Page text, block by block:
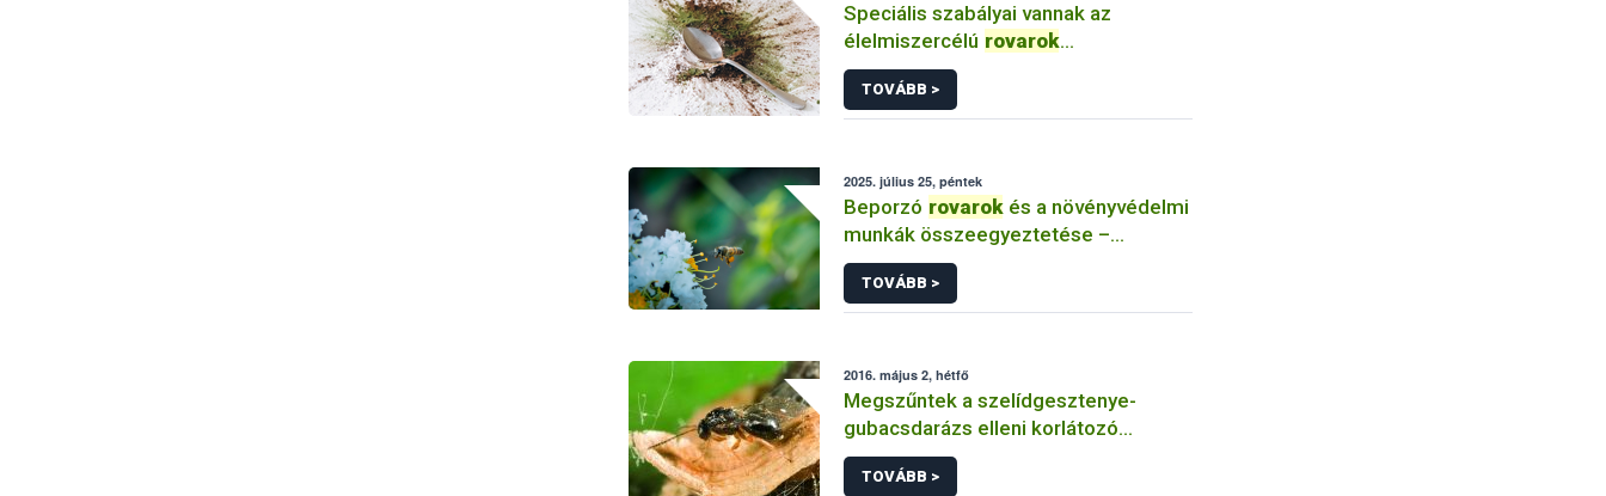
Speciális szabályai vannak az
élelmiszercélú rovarok
forgalmazásának
TOVÁBB >
2025. július 25, péntek
Beporzó rovarok és a növényvédelmi
munkák összeegyeztetése –
fókuszban a méhészet
TOVÁBB >
2016. május 2, hétfő
Megszűntek a szelídgesztenye-
gubacsdarázs elleni korlátozó
intézkedések, fókuszban a biológiai
védekezés
TOVÁBB >